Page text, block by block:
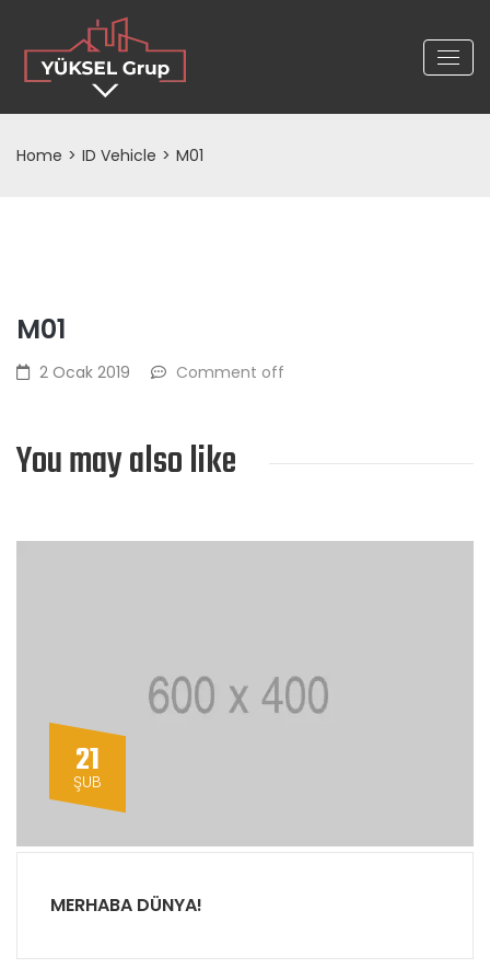
Home > ID Vehicle > M01
M01
2 Ocak 2019 Comment off
You may also like
21
ŞUB
MERHABA DÜNYA!